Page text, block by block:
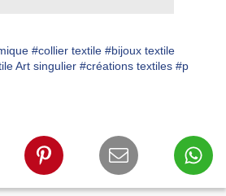
#collier textile #bijoux textile
Art singulier #créations textiles #p